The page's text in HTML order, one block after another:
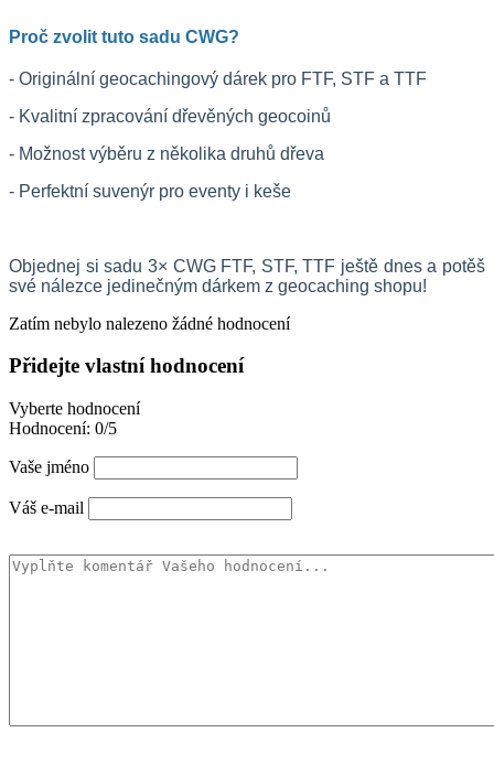
Proč zvolit tuto sadu CWG?
- Originální geocachingový dárek pro FTF, STF a TTF
- Kvalitní zpracování dřevěných geocoinů
- Možnost výběru z několika druhů dřeva
- Perfektní suvenýr pro eventy i keše
Objednej si sadu 3× CWG FTF, STF, TTF ještě dnes a potěš
své nálezce jedinečným dárkem z geocaching shopu!
Zatím nebylo nalezeno žádné hodnocení
Přidejte vlastní hodnocení
Vyberte hodnocení
Hodnocení: 0/5
Vaše jméno
Váš e-mail